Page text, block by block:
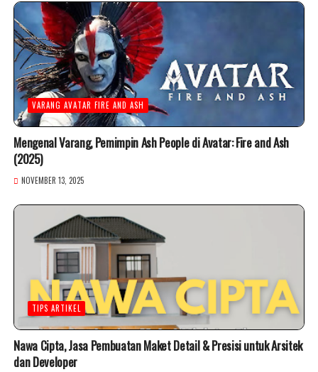
VARANG AVATAR FIRE AND ASH
Mengenal Varang, Pemimpin Ash People di Avatar: Fire and Ash
(2025)
NOVEMBER 13, 2025
TIPS ARTIKEL
Nawa Cipta, Jasa Pembuatan Maket Detail & Presisi untuk Arsitek
dan Developer